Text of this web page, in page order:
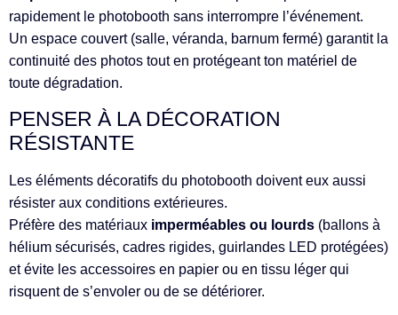
rapidement le photobooth sans interrompre l’événement.
Un espace couvert (salle, véranda, barnum fermé) garantit la
continuité des photos tout en protégeant ton matériel de
toute dégradation.
PENSER À LA DÉCORATION
RÉSISTANTE
Les éléments décoratifs du photobooth doivent eux aussi
résister aux conditions extérieures.
Préfère des matériaux imperméables ou lourds (ballons à
hélium sécurisés, cadres rigides, guirlandes LED protégées)
et évite les accessoires en papier ou en tissu léger qui
risquent de s’envoler ou de se détériorer.